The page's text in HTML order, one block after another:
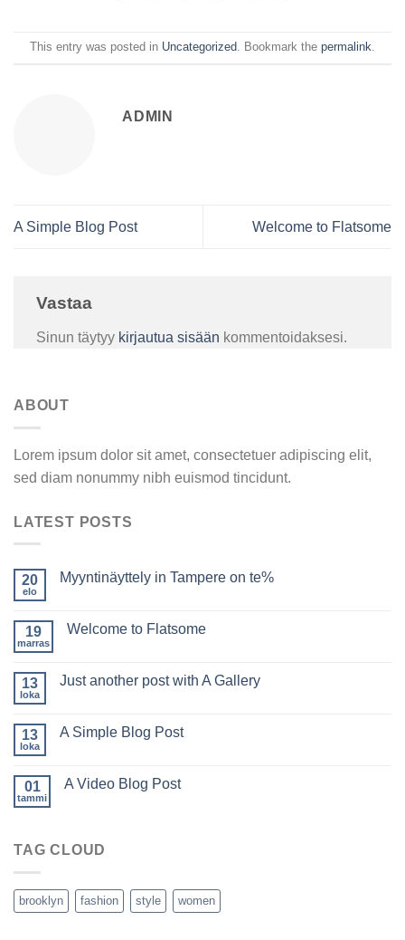
This entry was posted in Uncategorized . Bookmark the permalink
ADMIN
A Simple Blog Post Welcome to Flatsome
Vastaa
Sinun täytyy kirjautua sisään kommentoidaksesi.
ABOUT
Lorem ipsum dolor sit amet, consectetuer adipiscing elit,
sed diam nonummy nibh euismod tincidunt.
LATEST POSTS
20
elo
Myyntinäyttely in Tampere on te%
19
marras
Welcome to Flatsome
13
loka
Just another post with A Gallery
13
loka
A Simple Blog Post
01
tammi
A Video Blog Post
TAG CLOUD
brooklyn fashion style women